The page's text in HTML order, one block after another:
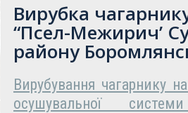
Вирубка
“Псел-Межирич’
району
Вирубування чагарнику
осушувальної